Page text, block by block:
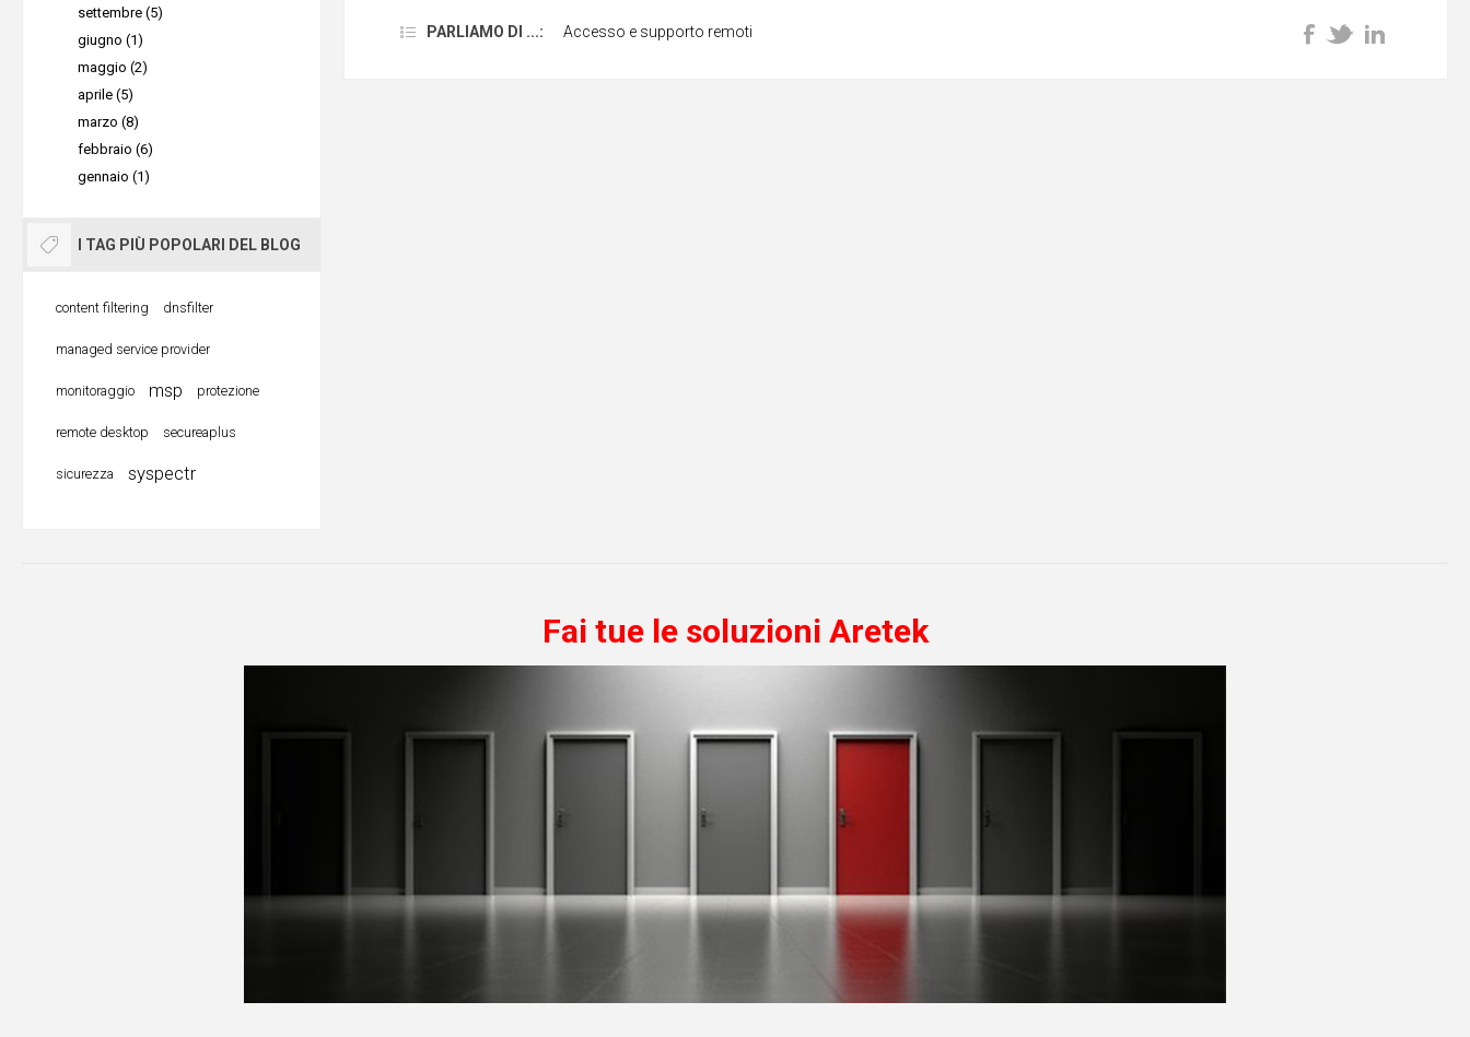
PARLIAMO DI ...: Accesso e supporto remoti
settembre (5)
giugno (1)
maggio (2)
aprile (5)
marzo (8)
febbraio (6)
gennaio (1)
I TAG PIÙ POPOLARI DEL BLOG
content filtering dnsfilter
managed service provider
monitoraggio msp protezione
remote desktop secureaplus
sicurezza syspectr
Fai tue le soluzioni Aretek